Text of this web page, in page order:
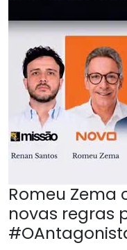
Romeu Zema
novas regras